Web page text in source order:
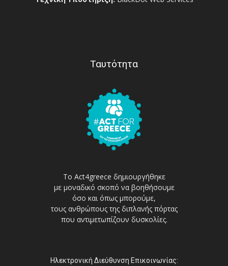
Ταυτότητα
Το Act4greece δημιουργήθηκε
με μοναδικό σκοπό να βοηθήσουμε
όσο και όπως μπορούμε,
τους ανθρώπους της διπλανής πόρτας
που αντιμετωπίζουν δυσκολίες.
Ηλεκτρονική Διεύθυνση Επικοινωνίας: